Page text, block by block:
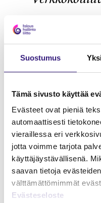
Suostumus
Tämä sivusto käyttää
Evästeet ovat pieniä
automaattisesti
vieraillessa eri
jotta voimme tarjota
käyttäjäystävällisenä.
saavan tietoja
välttämättömimmät
Evästeseloste